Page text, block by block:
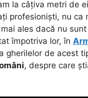
la câțiva metri de
profesioniști, nu ca
ales dacă nu
împotriva lor, în
de acest
, despre care